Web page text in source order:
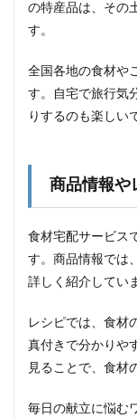
庫や
て注
文で
きな
い場
4.6
ルや
がで
きな
ある
「シ
の無
の特産品は、その
す。
全国各地の食材や
す。自宅で旅行気
りするのも楽しい
商品情報や
食材宅配サービス
す。商品情報では
詳しく紹介してい
レシピでは、食材
真付きで分かりや
見ることで、食材
毎日の献立に悩む